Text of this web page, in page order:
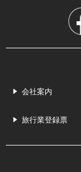
会社案内
旅行業登録票